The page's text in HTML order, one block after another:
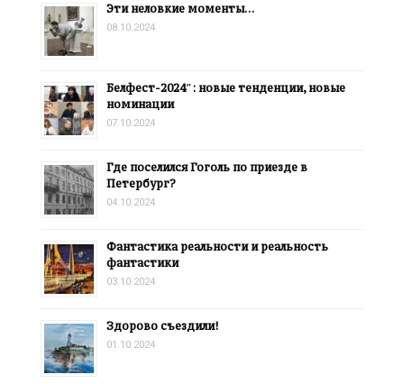
Эти неловкие моменты…
08.10.2024
Белфест-2024″: новые тенденции, новые
номинации
07.10.2024
Где поселился Гоголь по приезде в
Петербург?
04.10.2024
Фантастика реальности и реальность
фантастики
03.10.2024
Здорово съездили!
01.10.2024